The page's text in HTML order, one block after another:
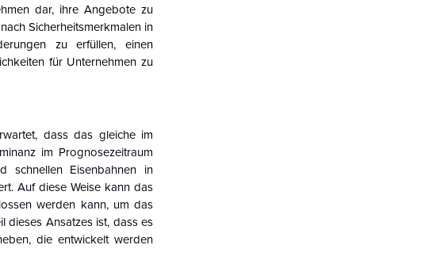
dar, ihre Angebote zu
Sicherheitsmerkmalen in
zu erfüllen, einen
für Unternehmen zu
dass das gleiche im
im Prognosezeitraum
schnellen Eisenbahnen in
Auf diese Weise kann das
werden kann, um das
dieses Ansatzes ist, dass es
die entwickelt werden